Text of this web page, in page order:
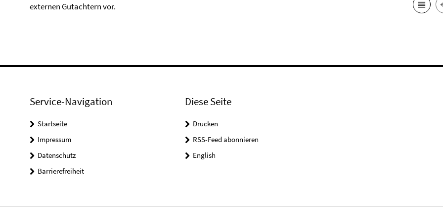
externen Gutachtern vor.
Service-Navigation
Startseite
Impressum
Datenschutz
Barrierefreiheit
Diese Seite
Drucken
RSS-Feed abonnieren
English